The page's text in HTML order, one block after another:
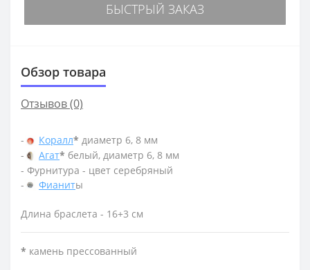
БЫСТРЫЙ ЗАКАЗ
Обзор товара
Отзывов (0)
- Коралл* диаметр 6, 8 мм
-
Агат* белый, диаметр 6, 8 мм
- Фурнитура - цвет серебряный
-
Фианиты
Длина браслета - 16+3 см
* камень прессованный